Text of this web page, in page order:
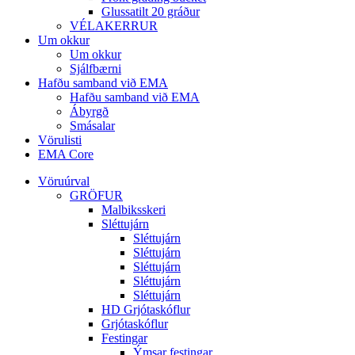
Glussatilt 20 gráður
VÉLAKERRUR
Um okkur
Um okkur
Sjálfbærni
Hafðu samband við EMA
Hafðu samband við EMA
Ábyrgð
Smásalar
Vörulisti
EMA Core
Vöruúrval
GRÖFUR
Malbiksskeri
Sléttujárn
Sléttujárn
Sléttujárn
Sléttujárn
Sléttujárn
Sléttujárn
HD Grjótaskóflur
Grjótaskóflur
Festingar